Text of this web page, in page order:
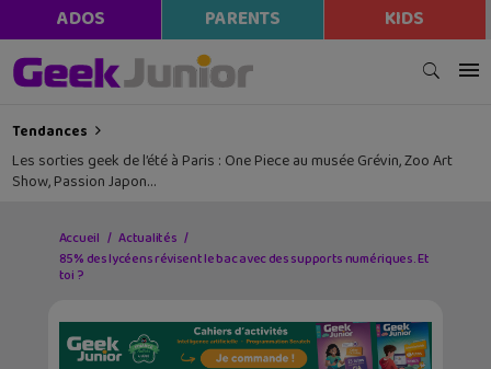
ADOS PARENTS KIDS
Tendances
Les sorties geek de l’été à Paris : One Piece au musée Grévin, Zoo Art
Show, Passion Japon…
Accueil
Actualités
85% des lycéens révisent le bac avec des supports numériques. Et
toi ?